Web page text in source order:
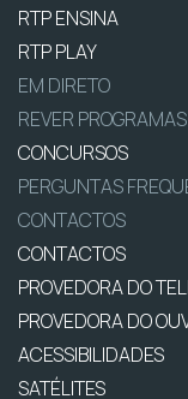
RTP ENSINA
RTP PLAY
EM DIRETO
REVER PROGRAMAS
CONCURSOS
PERGUNTAS
CONTACTOS
CONTACTOS
PROVEDORA DO
PROVEDORA DO
ACESSIBILIDADES
SATÉLITES